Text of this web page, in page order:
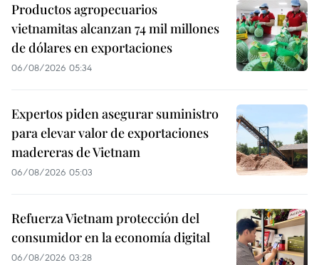
Productos agropecuarios
vietnamitas alcanzan 74 mil millones
de dólares en exportaciones
06/08/2026 05:34
Expertos piden asegurar suministro
para elevar valor de exportaciones
madereras de Vietnam
06/08/2026 05:03
Refuerza Vietnam protección del
consumidor en la economía digital
06/08/2026 03:28